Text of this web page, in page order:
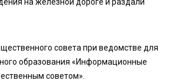
совета при ведомстве для
образования «Информационные
советом».